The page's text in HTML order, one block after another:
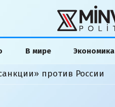
В мире Экономика
против России